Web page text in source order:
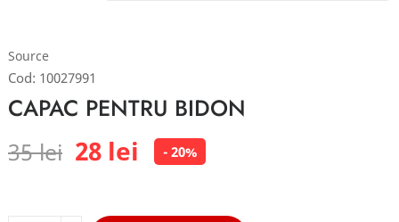
Source
Cod: 10027991
CAPAC PENTRU BIDON
35 lei 28 lei - 20%